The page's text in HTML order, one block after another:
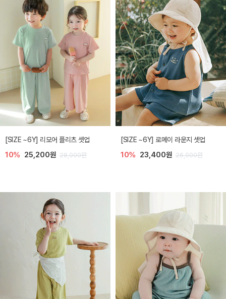
[SIZE ~6Y] 리모어 플리츠 셋업
10% 25,200원 28,000원
[SIZE ~6Y] 로메이 라운지 셋업
10% 23,400원 26,000원